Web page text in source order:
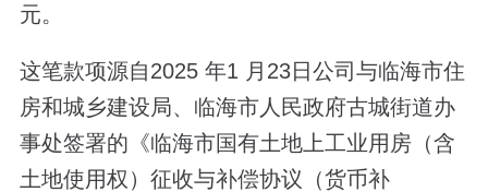
元。
这笔款项源自2025 年1 月23日公司与临海市住
房和城乡建设局、临海市人民政府古城街道办
事处签署的《临海市国有土地上工业用房（含
土地使用权）征收与补偿协议（货币补